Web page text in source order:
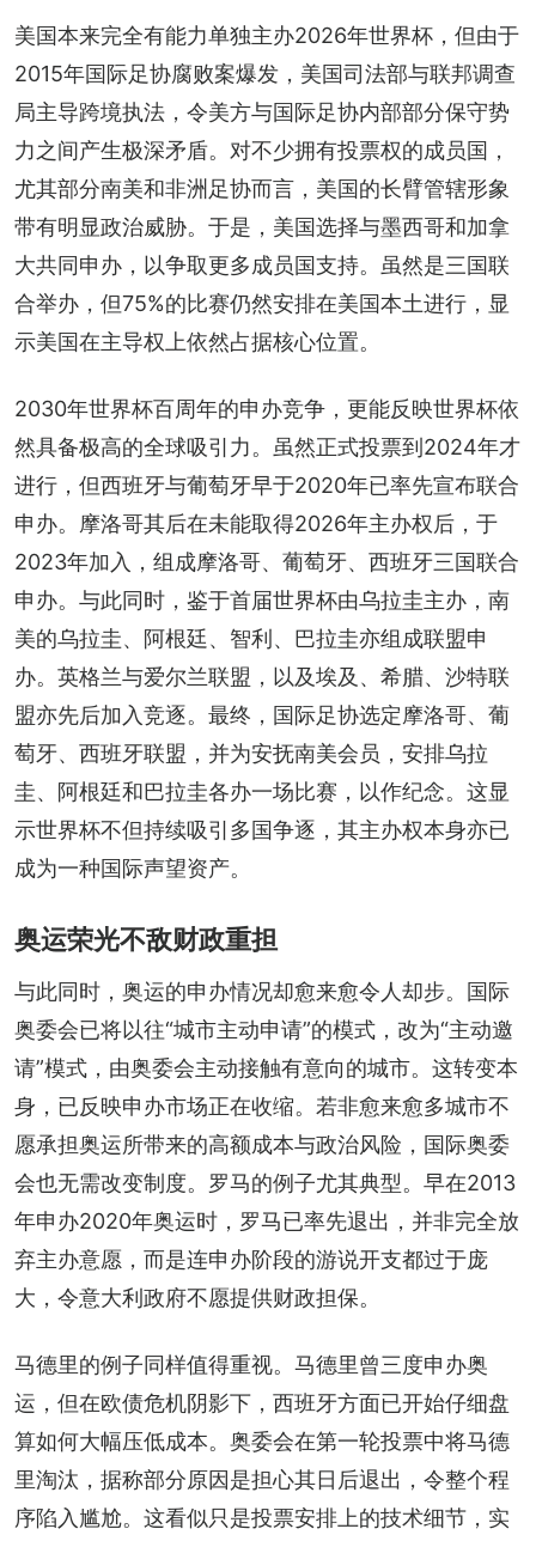
美国本来完全有能力单独主办2026年世界杯，但由于
2015年国际足协腐败案爆发，美国司法部与联邦调查
局主导跨境执法，令美方与国际足协内部部分保守势
力之间产生极深矛盾。对不少拥有投票权的成员国，
尤其部分南美和非洲足协而言，美国的长臂管辖形象
带有明显政治威胁。于是，美国选择与墨西哥和加拿
大共同申办，以争取更多成员国支持。虽然是三国联
合举办，但75%的比赛仍然安排在美国本土进行，显
示美国在主导权上依然占据核心位置。
2030年世界杯百周年的申办竞争，更能反映世界杯依
然具备极高的全球吸引力。虽然正式投票到2024年才
进行，但西班牙与葡萄牙早于2020年已率先宣布联合
申办。摩洛哥其后在未能取得2026年主办权后，于
2023年加入，组成摩洛哥、葡萄牙、西班牙三国联合
申办。与此同时，鉴于首届世界杯由乌拉圭主办，南
美的乌拉圭、阿根廷、智利、巴拉圭亦组成联盟申
办。英格兰与爱尔兰联盟，以及埃及、希腊、沙特联
盟亦先后加入竞逐。最终，国际足协选定摩洛哥、葡
萄牙、西班牙联盟，并为安抚南美会员，安排乌拉
圭、阿根廷和巴拉圭各办一场比赛，以作纪念。这显
示世界杯不但持续吸引多国争逐，其主办权本身亦已
成为一种国际声望资产。
奥运荣光不敌财政重担
与此同时，奥运的申办情况却愈来愈令人却步。国际
奥委会已将以往“城市主动申请”的模式，改为“主动邀
请”模式，由奥委会主动接触有意向的城市。这转变本
身，已反映申办市场正在收缩。若非愈来愈多城市不
愿承担奥运所带来的高额成本与政治风险，国际奥委
会也无需改变制度。罗马的例子尤其典型。早在2013
年申办2020年奥运时，罗马已率先退出，并非完全放
弃主办意愿，而是连申办阶段的游说开支都过于庞
大，令意大利政府不愿提供财政担保。
马德里的例子同样值得重视。马德里曾三度申办奥
运，但在欧债危机阴影下，西班牙方面已开始仔细盘
算如何大幅压低成本。奥委会在第一轮投票中将马德
里淘汰，据称部分原因是担心其日后退出，令整个程
序陷入尴尬。这看似只是投票安排上的技术细节，实